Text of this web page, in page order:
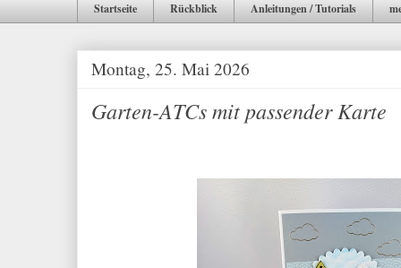
Startseite Rückblick Anleitungen / Tutorials
Montag, 25. Mai 2026
Garten-ATCs mit passender Karte